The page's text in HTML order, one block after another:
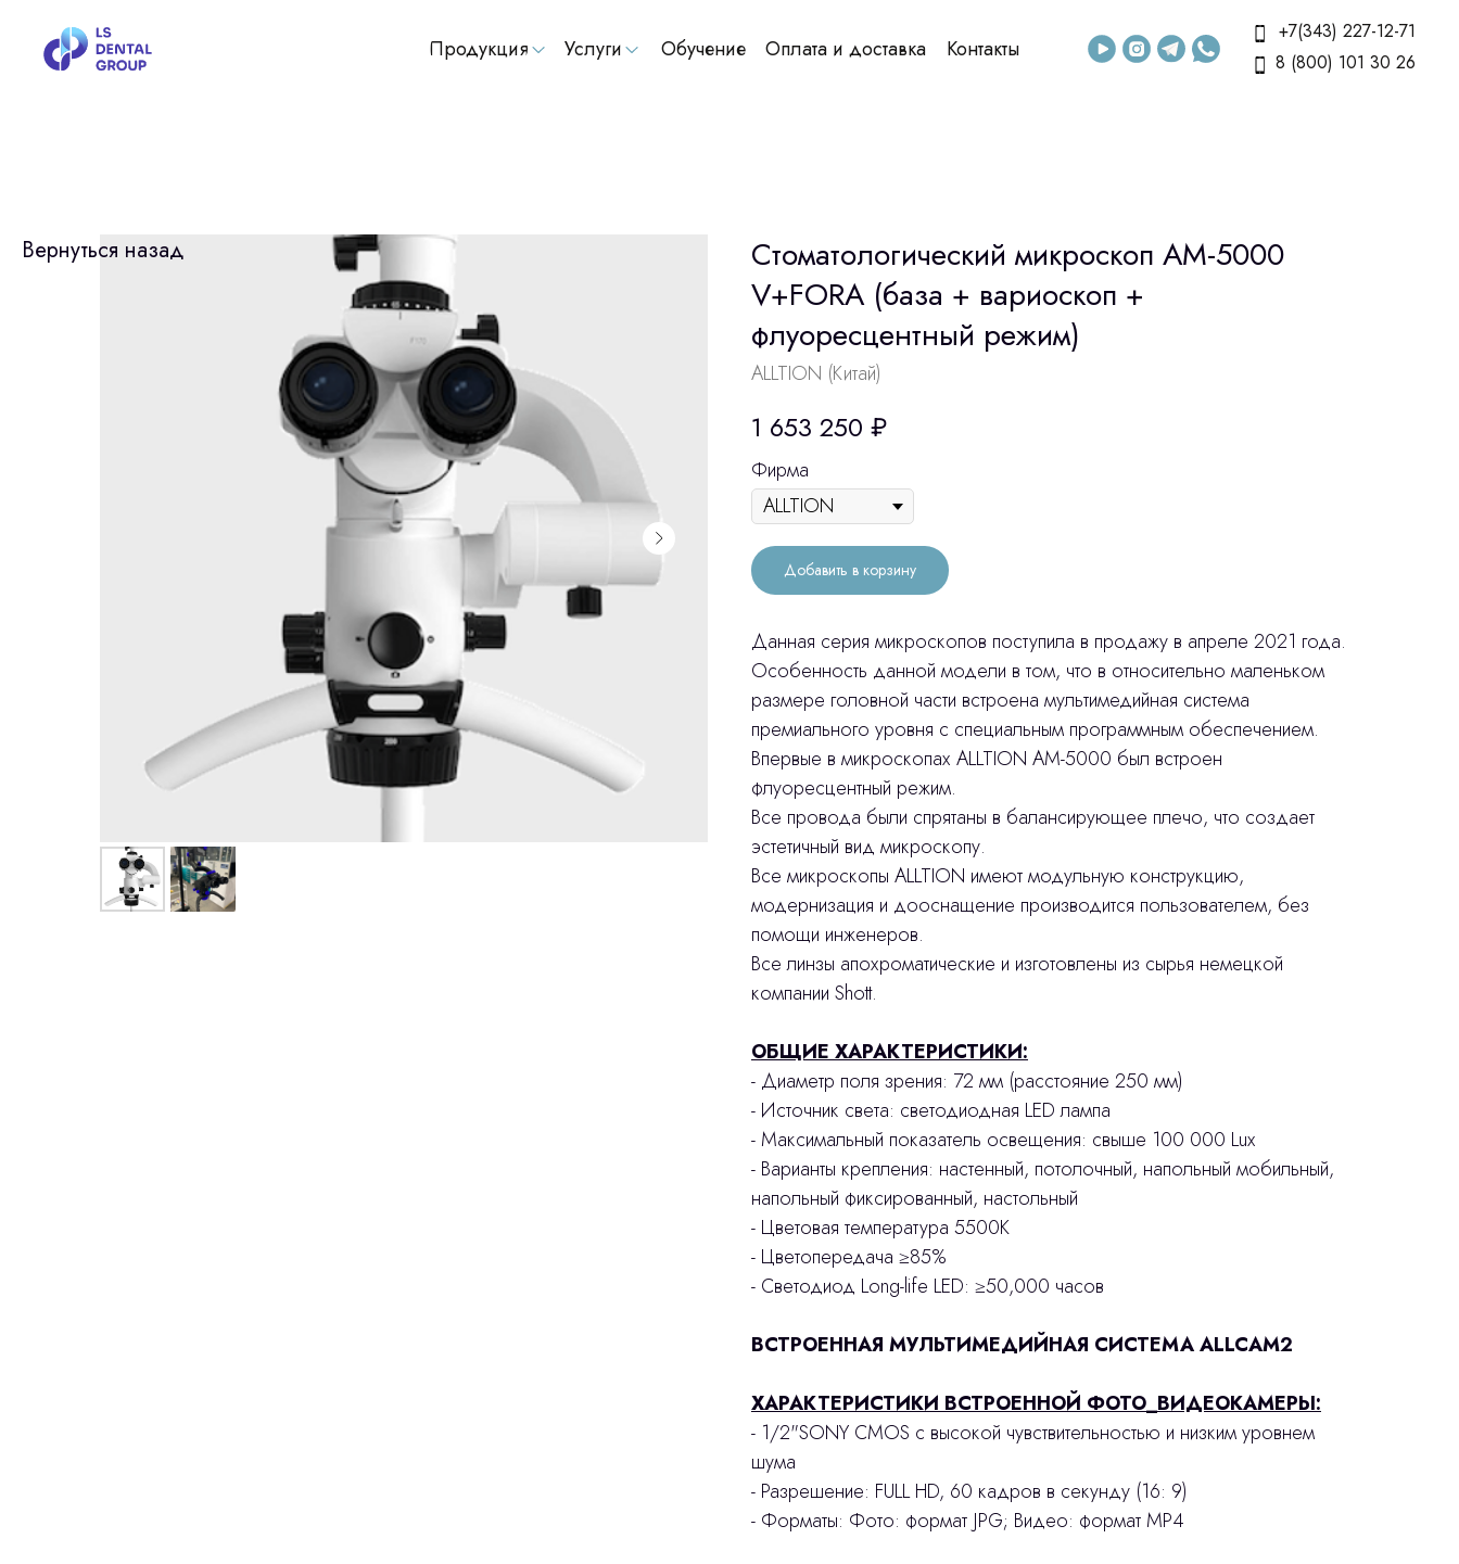
Обучение
Продукция Услуги Оплата и доставка Контакты
+7(343) 227-12-71
8 (800) 101 30 26
Вернуться назад
Стоматологический микроскоп АМ-5000
V+FORA (база + вариоскоп +
флуоресцентный режим)
ALLTION (Китай)
1 653 250 ₽
Фирма
Добавить в корзину
Данная серия микроскопов поступила в продажу в апреле 2021 года.
Особенность данной модели в том, что в относительно маленьком
размере головной части встроена мультимедийная система
премиального уровня с специальным программным обеспечением.
Впервые в микроскопах ALLTION AM-5000 был встроен
флуоресцентный режим.
Все провода были спрятаны в балансирующее плечо, что создает
эстетичный вид микроскопу.
Все микроскопы ALLTION имеют модульную конструкцию,
модернизация и дооснащение производится пользователем, без
помощи инженеров.
Все линзы апохроматические и изготовлены из сырья немецкой
компании Shott.
ОБЩИЕ ХАРАКТЕРИСТИКИ:
- Диаметр поля зрения: 72 мм (расстояние 250 мм)
- Источник света: светодиодная LED лампа
- Максимальный показатель освещения: свыше 100 000 Lux
- Варианты крепления: настенный, потолочный, напольный мобильный,
напольный фиксированный, настольный
- Цветовая температура 5500К
- Цветопередача ≥85%
- Светодиод Long-life LED: ≥50,000 часов
ВСТРОЕННАЯ МУЛЬТИМЕДИЙНАЯ СИСТЕМА ALLCAM2
ХАРАКТЕРИСТИКИ ВСТРОЕННОЙ ФОТО_ВИДЕОКАМЕРЫ:
- 1/2"SONY CMOS с высокой чувствительностью и низким уровнем
шума
- Разрешение: FULL HD, 60 кадров в секунду (16: 9)
- Форматы: Фото: формат JPG; Видео: формат MP4